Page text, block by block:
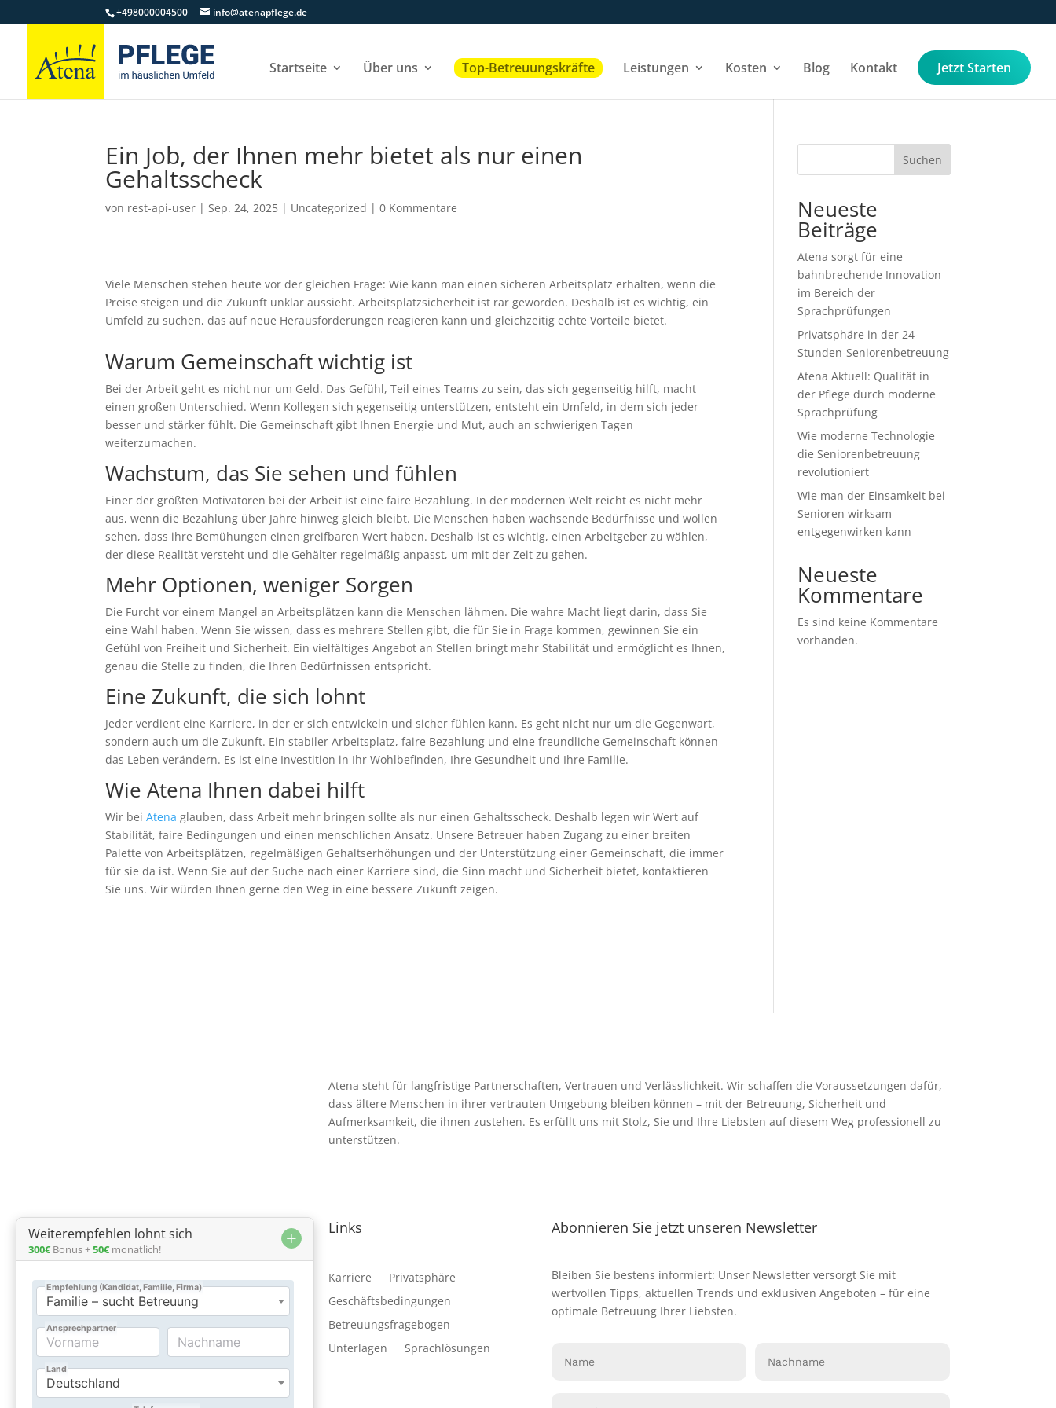
+498000004500 info@atenapflege.de
Startseite Über uns Top-Betreuungskräfte Leistungen Kosten Blog Kontakt Jetzt Starten
Ein Job, der Ihnen mehr bietet als nur einen
Gehaltsscheck
von rest-api-user |Sep. 24, 2025 | Uncategorized |0 Kommentare
Viele Menschen stehen heute vor der gleichen Frage: Wie kann man einen sicheren Arbeitsplatz erhalten, wenn die
Preise steigen und die Zukunft unklar aussieht. Arbeitsplatzsicherheit ist rar geworden. Deshalb ist es wichtig, ein
Umfeld zu suchen, das auf neue Herausforderungen reagieren kann und gleichzeitig echte Vorteile bietet.
Warum Gemeinschaft wichtig ist
Bei der Arbeit geht es nicht nur um Geld. Das Gefühl, Teil eines Teams zu sein, das sich gegenseitig hilft, macht
einen großen Unterschied. Wenn Kollegen sich gegenseitig unterstützen, entsteht ein Umfeld, in dem sich jeder
besser und stärker fühlt. Die Gemeinschaft gibt Ihnen Energie und Mut, auch an schwierigen Tagen
weiterzumachen.
Wachstum, das Sie sehen und fühlen
Einer der größten Motivatoren bei der Arbeit ist eine faire Bezahlung. In der modernen Welt reicht es nicht mehr
aus, wenn die Bezahlung über Jahre hinweg gleich bleibt. Die Menschen haben wachsende Bedürfnisse und wollen
sehen, dass ihre Bemühungen einen greifbaren Wert haben. Deshalb ist es wichtig, einen Arbeitgeber zu wählen,
der diese Realität versteht und die Gehälter regelmäßig anpasst, um mit der Zeit zu gehen.
Mehr Optionen, weniger Sorgen
Die Furcht vor einem Mangel an Arbeitsplätzen kann die Menschen lähmen. Die wahre Macht liegt darin, dass Sie
eine Wahl haben. Wenn Sie wissen, dass es mehrere Stellen gibt, die für Sie in Frage kommen, gewinnen Sie ein
Gefühl von Freiheit und Sicherheit. Ein vielfältiges Angebot an Stellen bringt mehr Stabilität und ermöglicht es Ihnen,
genau die Stelle zu finden, die Ihren Bedürfnissen entspricht.
Eine Zukunft, die sich lohnt
Jeder verdient eine Karriere, in der er sich entwickeln und sicher fühlen kann. Es geht nicht nur um die Gegenwart,
sondern auch um die Zukunft. Ein stabiler Arbeitsplatz, faire Bezahlung und eine freundliche Gemeinschaft können
das Leben verändern. Es ist eine Investition in Ihr Wohlbefinden, Ihre Gesundheit und Ihre Familie.
WieAtena Ihnen dabei hilft
Wir beiAtenaglauben, dass Arbeit mehr bringen sollte als nur einen Gehaltsscheck. Deshalb legen wir Wert auf
Stabilität, faire Bedingungen und einen menschlichen Ansatz. Unsere Betreuer haben Zugang zu einer breiten
Palette von Arbeitsplätzen, regelmäßigen Gehaltserhöhungen und der Unterstützung einer Gemeinschaft, die immer
für sie da ist. Wenn Sie auf der Suche nach einer Karriere sind, die Sinn macht und Sicherheit bietet, kontaktieren
Sie uns. Wir würden Ihnen gerne den Weg in eine bessere Zukunft zeigen.
Suchen
Neueste
Beiträge
Atena sorgt für eine
bahnbrechende Innovation
im Bereich der
Sprachprüfungen
Privatsphäre in der 24-
Stunden-Seniorenbetreuung
Atena Aktuell: Qualität in
der Pflege durch moderne
Sprachprüfung
Wie moderne Technologie
die Seniorenbetreuung
revolutioniert
Wie man der Einsamkeit bei
Senioren wirksam
entgegenwirken kann
Neueste
Kommentare
Es sind keine Kommentare
vorhanden.
Atena steht für langfristige Partnerschaften, Vertrauen und Verlässlichkeit. Wir schaffen die Voraussetzungen dafür,
dass ältere Menschen in ihrer vertrauten Umgebung bleiben können – mit der Betreuung, Sicherheit und
Aufmerksamkeit, die ihnen zustehen. Es erfüllt uns mit Stolz, Sie und Ihre Liebsten auf diesem Weg professionell zu
unterstützen.
Kontaktieren Sie uns


Links
Karriere
Privatsphäre
Geschäftsbedingungen
Betreuungsfragebogen
Unterlagen
Sprachlösungen
Abonnieren Sie jetzt unseren Newsletter
Bleiben Sie bestens informiert: Unser Newsletter versorgt Sie mit
wertvollen Tipps, aktuellen Trends und exklusiven Angeboten – für eine
optimale Betreuung Ihrer Liebsten.
(erforderlich)
Weiterempfehlen lohnt sich
300€Bonus +50€monatlich! +